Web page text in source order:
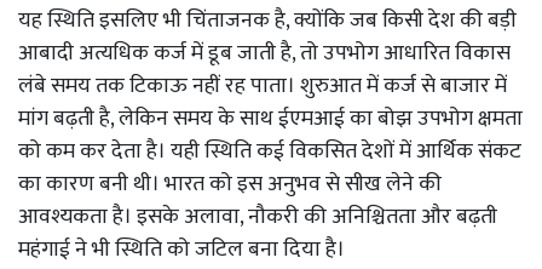
यह स्थिति इसलिए भी चिंताजनक है, क्योंकि जब किसी देश की बड़ी
आबादी अत्यधिक कर्ज में डूब जाती है, तो उपभोग आधारित विकास
लंबे समय तक टिकाऊ नहीं रह पाता। शुरुआत में कर्ज से बाजार में
मांग बढ़ती है, लेकिन समय के साथ ईएमआई का बोझ उपभोग क्षमता
को कम कर देता है। यही स्थिति कई विकसित देशों में आर्थिक संकट
का कारण बनी थी। भारत को इस अनुभव से सीख लेने की
आवश्यकता है। इसके अलावा, नौकरी की अनिश्चितता और बढ़ती
महंगाई ने भी स्थिति को जटिल बना दिया है।